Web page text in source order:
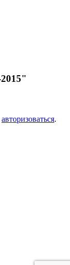
авторизоваться.